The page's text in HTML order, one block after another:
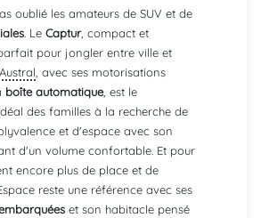
oublié les amateurs de SUV et de
. Le Captur, compact et
pour jongler entre ville et
, avec ses motorisations
boîte automatique, est le
des familles à la recherche de
et d'espace avec son
d'un volume confortable. Et pour
encore plus de place et de
reste une référence avec ses
et son habitacle pensé